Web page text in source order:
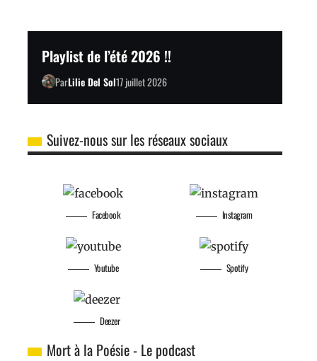
Playlist de l’été 2026 !!
ParLilie Del Sol17 juillet 2026
Suivez-nous sur les réseaux sociaux
Facebook
Youtube
Instagram
Spotify
Deezer
Mort à la Poésie - Le podcast